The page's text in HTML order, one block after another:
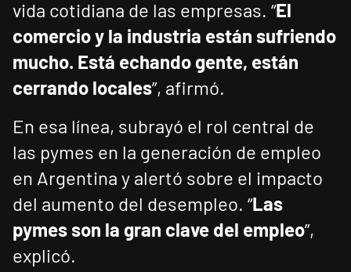
vida cotidiana de las empresas. “El
comercio y la industria están sufriendo
mucho. Está echando gente, están
cerrando locales”, afirmó.
En esa línea, subrayó el rol central de
las pymes en la generación de empleo
en Argentina y alertó sobre el impacto
del aumento del desempleo. “Las
pymes son la gran clave del empleo”,
explicó.